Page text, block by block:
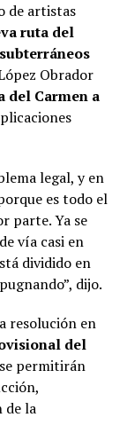
de artistas
ruta del
Obrador
del Carmen a
legal, y en
es todo el
parte. Ya se
vía casi en
dividido en
dijo.
resolución en
del
permitirán
de la